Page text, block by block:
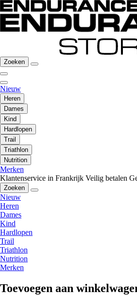
Zoeken
Nieuw
Heren
Dames
Kind
Hardlopen
Trail
Triathlon
Nutrition
Merken
Klantenservice in Frankrijk Veilig betalen
Zoeken
Nieuw
Heren
Dames
Kind
Hardlopen
Trail
Triathlon
Nutrition
Merken
Toevoegen aan